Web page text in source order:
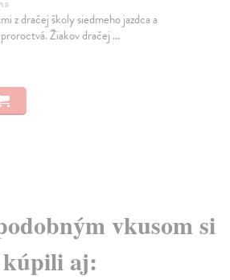
z dračej školy siedmeho jazdca a
Žiakov dračej ...
vkusom si
kúpili aj: